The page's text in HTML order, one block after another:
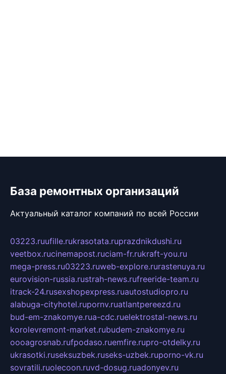
База ремонтных организаций
Актуальный каталог компаний по всей России
03223.ruufille.rukrasotata.ruprazdnikdushi.ru
veetbox.rucinemapost.ruciam-fr.rukraft-you.ru
mega-press.ru03223.ruweb-explore.rurastenuya.ru
eurovision-russia.rustrah-news.rufreeride-team.ru
itrack-24.rusexshopexpress.ruautostudiopro.ru
alabuga-cityhotel.rupornv.ruatlantpereezd.ru
bud-em-znakomye.rua-cdc.ruelektrostal-news.ru
korolevremont-market.rubudem-znakomye.ru
oooagrosnab.rufpodaso.ruemfire.rupro-otdelky.ru
ukrasotki.ruseksuzbek.ruseks-uzbek.ruporno-vk.ru
sovratili.ruolecoon.ruvd-dosug.ruadonyev.ru